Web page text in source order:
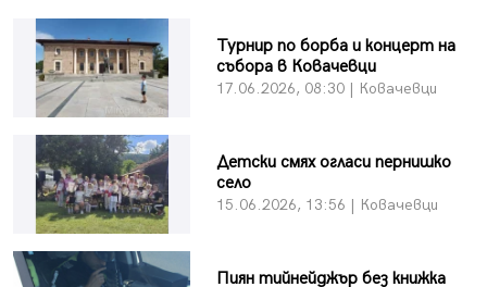
Турнир по борба и концерт на
събора в Ковачевци
17.06.2026, 08:30 | Ковачевци
Детски смях огласи пернишко
село
15.06.2026, 13:56 | Ковачевци
Пиян тийнейджър без книжка